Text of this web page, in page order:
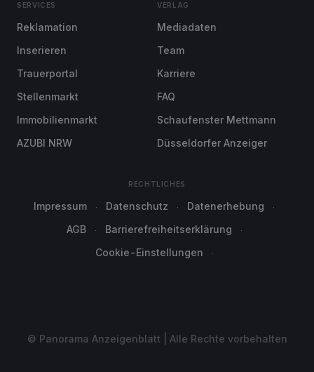
SERVICES
Reklamation
Inserieren
Trauerportal
Stellenmarkt
Immobilienmarkt
AZUBI NRW
VERLAG
Mediadaten
Team
Karriere
FAQ
Schaufenster Mettmann
Düsseldorfer Anzeiger
RECHTLICHES
Impressum Datenschutz
Datenerhebung
AGB
Barrierefreiheitserklärung
Cookie-Einstellungen
© Panorama Anzeigenblatt | Alle Rechte vorbehalten